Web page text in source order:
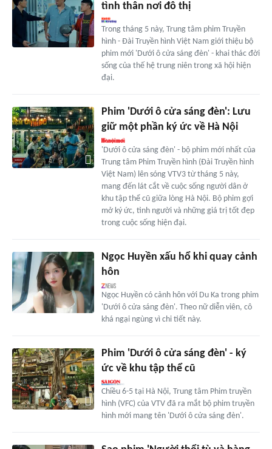
tình thân nơi đô thị
Trong tháng 5 này, Trung tâm phim Truyền
hình - Đài Truyền hình Việt Nam giới thiệu bộ
phim mới 'Dưới ô cửa sáng đèn' - khai thác đời
sống của thế hệ trung niên trong xã hội hiện
đại.
Phim 'Dưới ô cửa sáng đèn': Lưu
giữ một phần ký ức về Hà Nội
'Dưới ô cửa sáng đèn' - bộ phim mới nhất của
Trung tâm Phim Truyền hình (Đài Truyền hình
Việt Nam) lên sóng VTV3 từ tháng 5 này,
mang đến lát cắt về cuộc sống người dân ở
khu tập thể cũ giữa lòng Hà Nội. Bộ phim gợi
mở ký ức, tình người và những giá trị tốt đẹp
trong cuộc sống hiện đại.
Ngọc Huyền xấu hổ khi quay cảnh
hôn
Ngọc Huyền có cảnh hôn với Du Ka trong phim
'Dưới ô cửa sáng đèn'. Theo nữ diễn viên, cô
khá ngại ngùng vì chi tiết này.
Phim 'Dưới ô cửa sáng đèn' - ký
ức về khu tập thể cũ
Chiều 6-5 tại Hà Nội, Trung tâm Phim truyền
hình (VFC) của VTV đã ra mắt bộ phim truyền
hình mới mang tên 'Dưới ô cửa sáng đèn'.